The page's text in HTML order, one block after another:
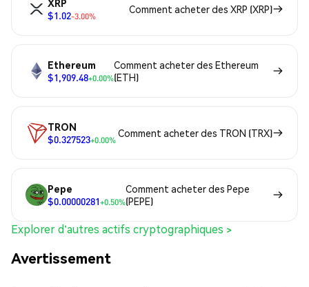
XRP
$1.02-3.00%
Comment acheter des XRP (XRP)
Ethereum
$1,909.48+0.00%
Comment acheter des Ethereum
(ETH)
TRON
$0.327523+0.00%
Comment acheter des TRON (TRX)
Pepe
$0.00000281+0.50%
Comment acheter des Pepe
(PEPE)
Explorer d'autres actifs cryptographiques >
Avertissement